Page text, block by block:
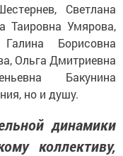
Светлана
Таировна Умярова,
Борисовна
Ольга Дмитриевна
Бакунина
но и душу.
динамики
коллективу,